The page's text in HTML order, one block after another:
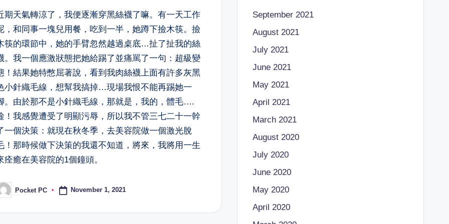
期天氣轉涼了，我便逐漸穿黑絲襪了嘛。有一天工作
，和同事一塊兒用餐，吃到一半，她蹲下撿木筷。撿
筷的環節中，她的手臂忽然越過桌底…扯了扯我的絲
。我一個應激狀態把她給踢了並痛駡了一句：超級變
！結果她特憋屈著說，看到我肉絲襪上面有許多灰黑
小針織毛線，想幫我搞掉…現場我恨不能再踢她一
。由於那不是小針織毛線，那就是，我的，體毛….
！我感覺遭受了明顯污辱，所以我不管三七二十一幹
一個決策：就現在秋冬季，去美容院做一個激光脫
！那時候做下決策的我還不知道，將來，我將用一生
痊癒在美容院的1個鐘頭。
Pocket PC November 1, 2021
September 2021
August 2021
July 2021
June 2021
May 2021
April 2021
March 2021
August 2020
July 2020
June 2020
May 2020
April 2020